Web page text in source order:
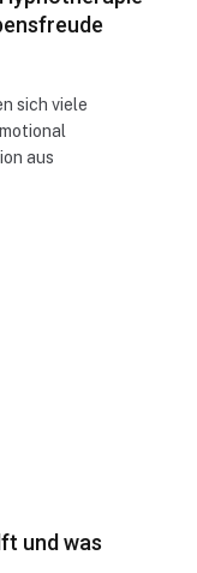
sich viele
aus
und was